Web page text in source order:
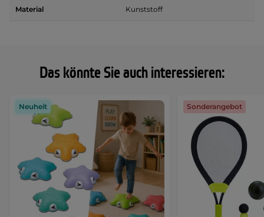
Das könnte Sie auch interessieren:
Neuheit Sonderangebot
Material Kunststoff